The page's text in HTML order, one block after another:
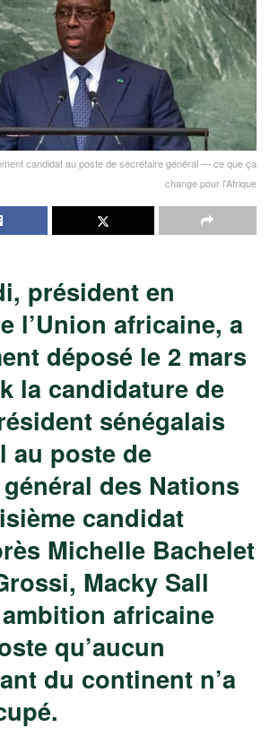
candidat au poste de secrétaire général — ce que ça
change pour l'Afrique
président en
l’Union africaine, a
déposé le 2 mars
la candidature de
sénégalais
au poste de
des Nations
candidat
Michelle Bachelet
Macky Sall
africaine
qu’aucun
du continent n’a